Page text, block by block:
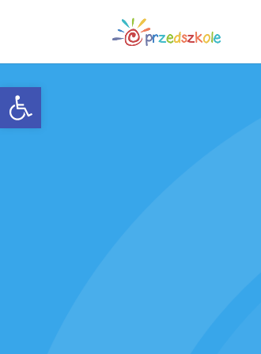
Open toolbar